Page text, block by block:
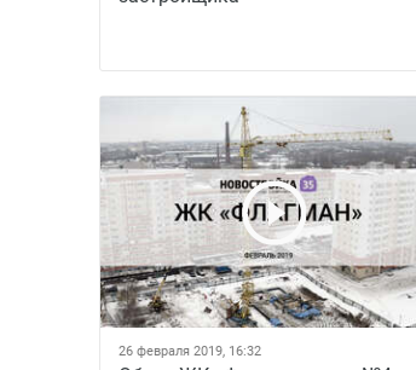
26 февраля 2019, 16:32